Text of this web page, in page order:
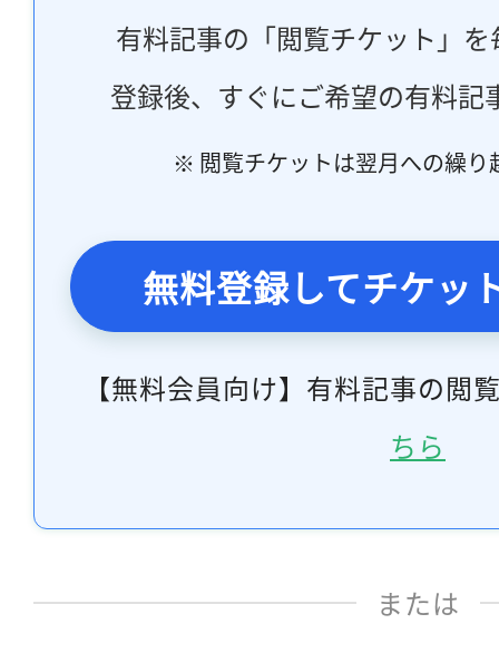
有料記事の「閲覧チケット」
登録後、すぐにご希望の有料記
※ 閲覧チケットは翌月への繰り
無料登録してチケッ
【無料会員向け】有料記事の閲
ちら
または